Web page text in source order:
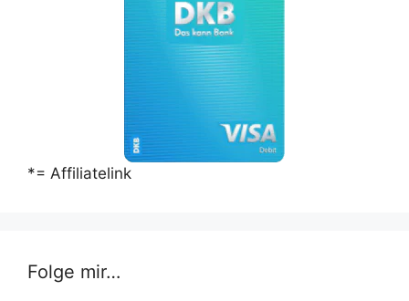
*= Affiliatelink
Folge mir…